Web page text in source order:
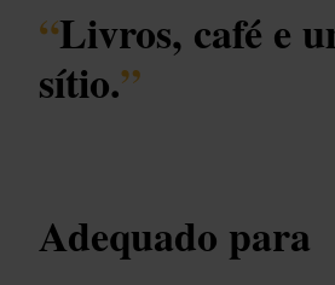
“Livros, café e
sítio.”
Adequado para